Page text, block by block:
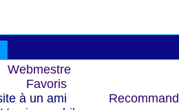
Webmestre
Favoris